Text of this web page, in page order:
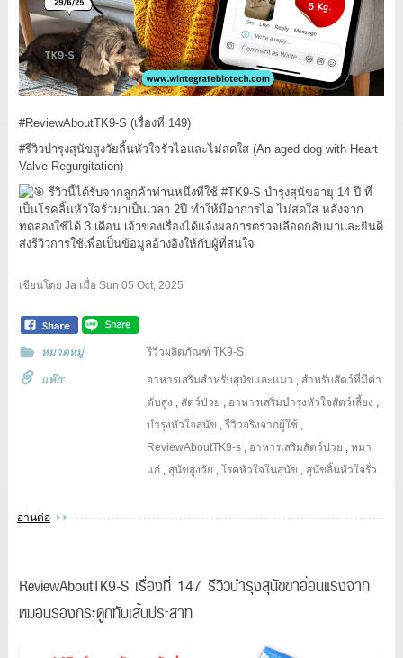
#ReviewAboutTK9-S (เรื่องที่ 149)
#รีวิวบำรุงสุนัขสูงวัยลิ้นหัวใจรั่วไอและไม่สดใส(An aged dog with Heart
Valve Regurgitation)
รีวิวนี้ได้รับจากลูกค้าท่านหนึ่งที่ใช้ #TK9-S บำรุงสุนัขอายุ 14 ปี ที่
เป็นโรคลิ้นหัวใจรั่วมาเป็นเวลา 2ปี ทำให้มีอาการไอ ไม่สดใส หลังจาก
ทดลองใช้ได้ 3 เดือน เจ้าของเรื่องได้แจ้งผลการตรวจเลือดกลับมาและยินดี
ส่งรีวิวการใช้เพื่อเป็นข้อมูลอ้างอิงให้กับผู้ที่สนใจ
เขียนโดย Jaเมื่อ Sun 05 Oct, 2025
หมวดหมู่ รีวิวผลิตภัณฑ์ TK9-S
แท๊ก: อาหารเสริมสำหรับสุนัขและแมว , สำหรับสัตว์ที่มีค่า
ตับสูง , สัตว์ป่วย , อาหารเสริมบำรุงหัวใจสัตว์เลี้ยง ,
บำรุงหัวใจสุนัข ,รีวิวจริงจากผู้ใช้ ,
ReviewAboutTK9-s , อาหารเสริมสัตว์ป่วย ,หมา
แก่ , สุนัขสูงวัย ,โรคหัวใจในสุนัข , สุนัขลิ้นหัวใจรั่ว
อ่านต่อ
ReviewAboutTK9-S เรื่องที่ 147 รีวิวบำรุงสุนัขขาอ่อนแรงจาก
หมอนรองกระดูกทับเส้นประสาท